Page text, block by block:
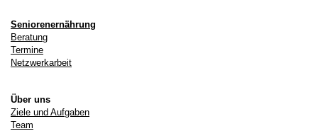
Seniorenernährung
Beratung
Termine
Netzwerkarbeit
Über uns
Ziele und Aufgaben
Team